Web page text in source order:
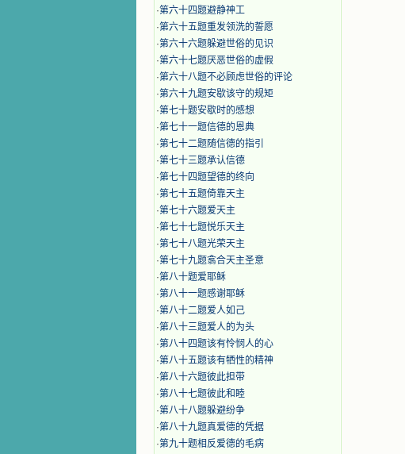
·第六十四题避静神工
·第六十五题重发领洗的誓愿
·第六十六题躲避世俗的见识
·第六十七题厌恶世俗的虚假
·第六十八题不必顾虑世俗的评论
·第六十九题安歇该守的规矩
·第七十题安歇时的感想
·第七十一题信德的恩典
·第七十二题随信德的指引
·第七十三题承认信德
·第七十四题望德的终向
·第七十五题倚靠天主
·第七十六题爱天主
·第七十七题悦乐天主
·第七十八题光荣天主
·第七十九题翕合天主圣意
·第八十题爱耶稣
·第八十一题感谢耶稣
·第八十二题爱人如己
·第八十三题爱人的为头
·第八十四题该有怜悯人的心
·第八十五题该有牺性的精神
·第八十六题彼此担带
·第八十七题彼此和睦
·第八十八题躲避纷争
·第八十九题真爱德的凭据
·第九十题相反爱德的毛病